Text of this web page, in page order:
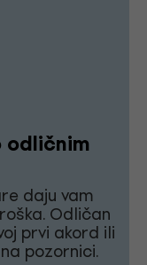
daju vam
Odličan
prvi akord ili
pozornici.